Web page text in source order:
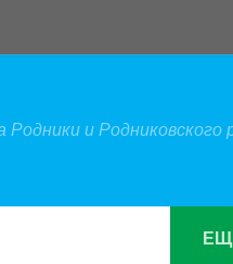
и Родниковского